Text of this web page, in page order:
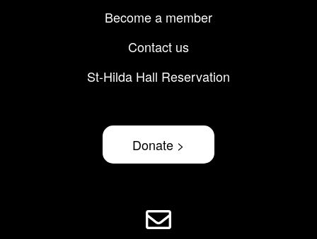
Become a member
Contact us
St-Hilda Hall Reservation
Donate >